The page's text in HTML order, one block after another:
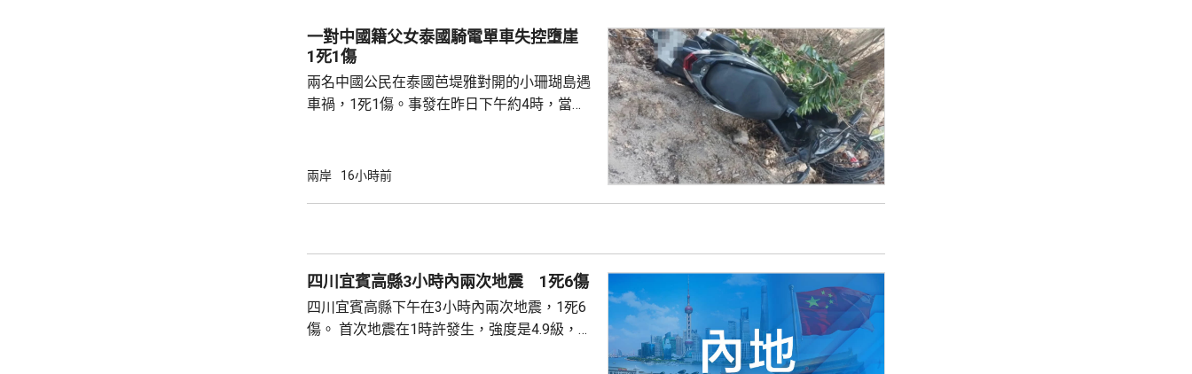
的港灣，其中6個是深水港，包括廈門港和三
都澳等。 在三都澳，有漁民看中當地水質、水
一對中國籍父女泰國騎電單車失控墮崖
1死1傷
兩名中國公民在泰國芭堤雅對開的小珊瑚島遇
車禍，1死1傷。事發在昨日下午約4時，當地
歲父親當場死亡，年約30歲的女兒受傷送院救
者，妥善保存死者遺體。使館已聯繫死者在國
內的親屬，將為家屬在泰國善後提...
兩岸 16小時前
四川宜賓高縣3小時內兩次地震 1死6傷
四川宜賓高縣下午在3小時內兩次地震，1死6
傷。 首次地震在1時許發生，強度是4.9級，4